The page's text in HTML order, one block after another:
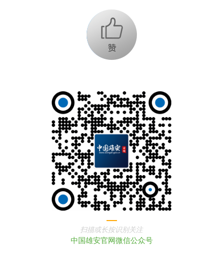
+1
扫描或长按识别关注
中国雄安官网微信公众号